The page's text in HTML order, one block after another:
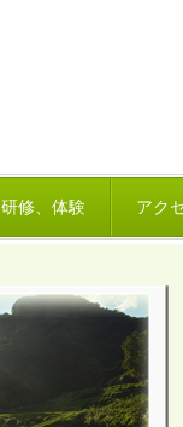
研修、体験 アク